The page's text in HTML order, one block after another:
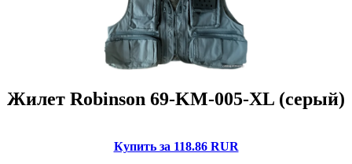
Жилет Robinson 69-KM-005-XL (серый)
Купить за 118.86 RUR